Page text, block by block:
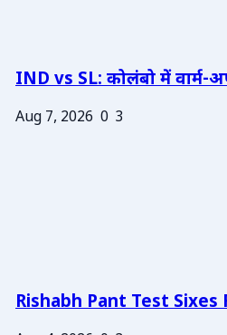
IND vs SL: कोलंबो में वार्म-
Aug 7, 2026 0 3
Rishabh Pant Test Sixes